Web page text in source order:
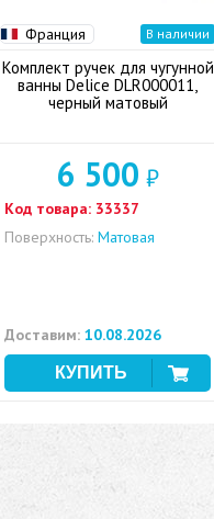
Франция В наличии
Комплект ручек для чугунной
ванны Delice DLR000011,
черный матовый
6 500 ₽
Код товара: 33337
Поверхность: Матовая
Доставим: 10.08.2026